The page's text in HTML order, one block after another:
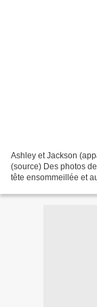
Ashley et Jackson
(source) Des photos
tête ensommeillée et